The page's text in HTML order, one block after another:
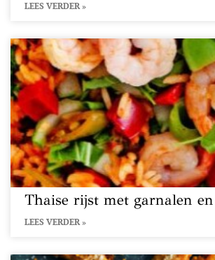
LEES VERDER »
Thaise rijst met garnalen
LEES VERDER »